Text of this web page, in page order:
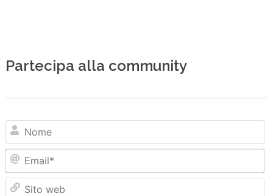
Partecipa alla community